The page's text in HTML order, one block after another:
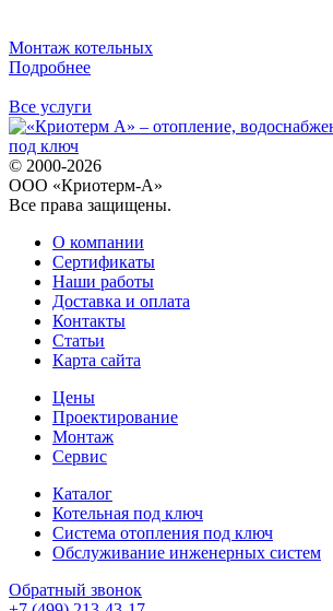
Монтаж котельных
Подробнее
Все услуги
© 2000-2026
ООО «Криотерм-А»
Все права защищены.
О компании
Сертификаты
Наши работы
Доставка и оплата
Контакты
Статьи
Карта сайта
Цены
Проектирование
Монтаж
Сервис
Каталог
Котельная под ключ
Система отопления под ключ
Обслуживание инженерных систем
Обратный звонок